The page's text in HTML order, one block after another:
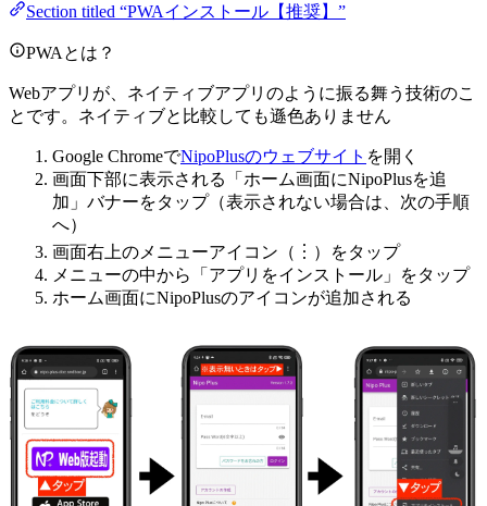
Section titled “PWAインストール【推奨】”
PWAとは？
Webアプリが、ネイティブアプリのように振る舞う技術のこ
とです。ネイティブと比較しても遜色ありません
Google ChromeでNipoPlusのウェブサイト を開く
画面下部に表示される「ホーム画面にNipoPlusを追
加」バナーをタップ（表示されない場合は、次の手順
へ）
画面右上のメニューアイコン（︙）をタップ
メニューの中から「アプリをインストール」をタップ
ホーム画面にNipoPlusのアイコンが追加される